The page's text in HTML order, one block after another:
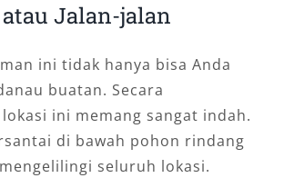
Jalan-jalan
ini tidak hanya bisa Anda
buatan. Secara
ini memang sangat indah.
di bawah pohon rindang
seluruh lokasi.